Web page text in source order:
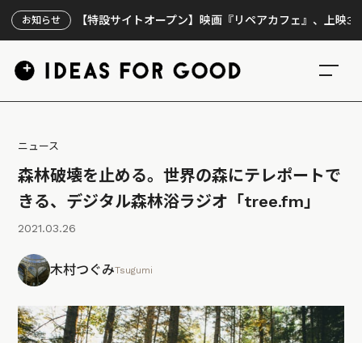
お知らせ
【特設サイトオープン】映画『リペアカフェ』、上映300回の先
ニュース
森林破壊を止める。世界の森にテレポートで
きる、デジタル森林浴ラジオ「tree.fm」
2021.03.26
木村つぐみTsugumi